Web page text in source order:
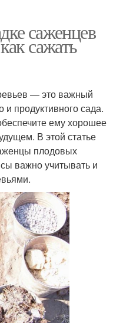
саженцев
сажать
— это важный
и продуктивного сада.
ему хорошее
В этой статье
плодовых
важно учитывать и